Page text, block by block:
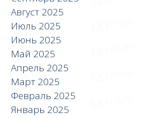
Август 2025
Июль 2025
Июнь 2025
Май 2025
Апрель 2025
Март 2025
Февраль 2025
Январь 2025